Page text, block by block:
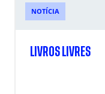
NOTÍCIA
LIVROS LIVRES